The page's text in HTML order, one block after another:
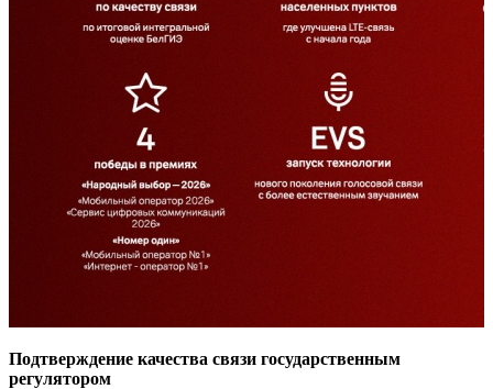
Подтверждение качества связи государственным
регулятором